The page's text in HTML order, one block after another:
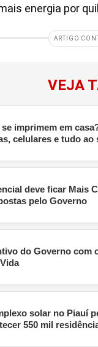
energia por
ARTIGO
VEJA
imprimem em
celulares e tudo ao
deve ficar Mais
pelo Governo
do Governo com
solar no Piauí
550 mil